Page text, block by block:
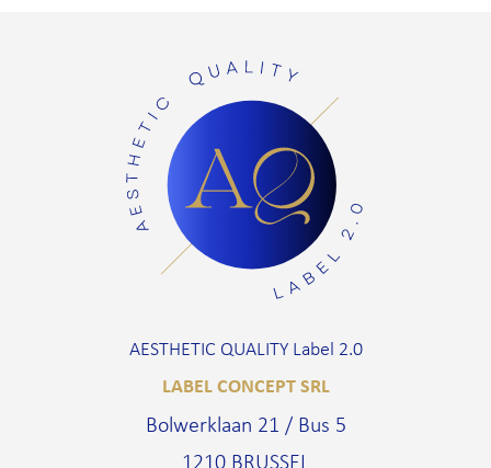
AESTHETIC QUALITY Label 2.0
LABEL CONCEPT SRL
Bolwerklaan 21 / Bus 5
1210 BRUSSEL